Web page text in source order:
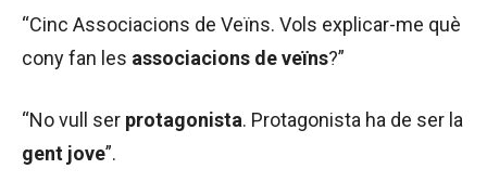
“Cinc Associacions de Veïns. Vols explicar-me què
cony fan les associacions de veïns?”
“No vull ser protagonista. Protagonista ha de ser la
gent jove”.